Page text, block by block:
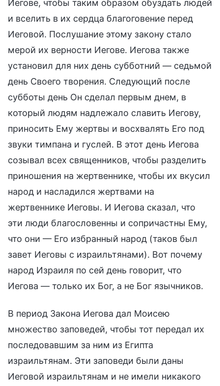
Иегове, чтобы таким образом обуздать людей
и вселить в их сердца благоговение перед
Иеговой. Послушание этому закону стало
мерой их верности Иегове. Иегова также
установил для них день субботний — седьмой
день Своего творения. Следующий после
субботы день Он сделал первым днем, в
который людям надлежало славить Иегову,
приносить Ему жертвы и восхвалять Его под
звуки тимпана и гуслей. В этот день Иегова
созывал всех священников, чтобы разделить
приношения на жертвеннике, чтобы их вкусил
народ и насладился жертвами на
жертвеннике Иеговы. И Иегова сказал, что
эти люди благословенны и сопричастны Ему,
что они — Его избранный народ (таков был
завет Иеговы с израильтянами). Вот почему
народ Израиля по сей день говорит, что
Иегова — только их Бог, а не Бог язычников.
В период Закона Иегова дал Моисею
множество заповедей, чтобы тот передал их
последовавшим за ним из Египта
израильтянам. Эти заповеди были даны
Иеговой израильтянам и не имели никакого